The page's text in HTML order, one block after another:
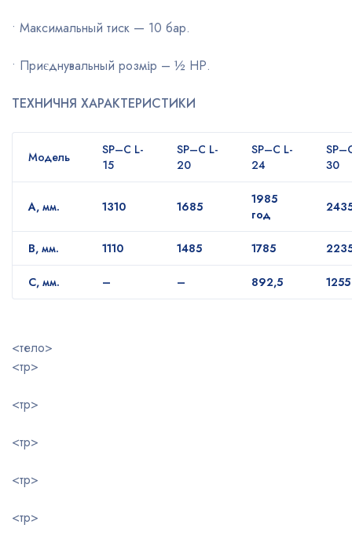
• Максимальный тиск — 10 бар.
• Приєднувальный розмір – ½ НР.
ТЕХНИЧНЯ ХАРАКТЕРИСТИКИ
Модель SP–C L-
15
SP–C L-
20
SP–C L-
24
SP–
30
А, мм. 1310 1685
1985
год
B, мм. 1110 1485 1785
С, мм. – – 892,5 1255
<тело>
<тр>
<тр>
<тр>
<тр>
<тр>